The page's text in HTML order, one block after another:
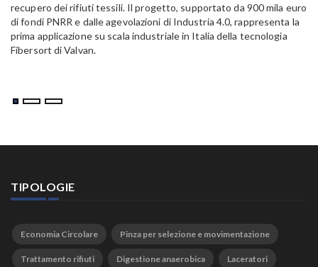
recupero dei rifiuti tessili. Il progetto, supportato da 900 mila euro
di fondi PNRR e dalle agevolazioni di Industria 4.0, rappresenta la
prima applicazione su scala industriale in Italia della tecnologia
Fibersort di Valvan.
TIPOLOGIE
Economia Circolare Pinza per selezione e movimentazione
Trattamento rifiuti Digestione anaerobica Laceratori